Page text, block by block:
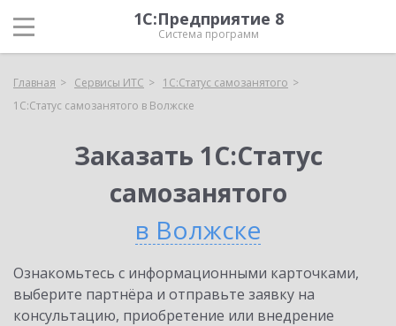
1С:Предприятие 8
Система программ
Главная Сервисы ИТС
1С:Статус самозанятого
1С:Статус самозанятого в Волжске
Заказать 1С:Статус
самозанятого
в Волжске
Ознакомьтесь с информационными карточками,
выберите партнёра и отправьте заявку на
консультацию, приобретение или внедрение